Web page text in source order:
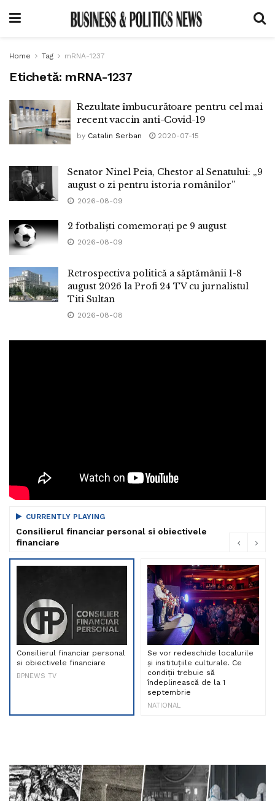
Home Tag mRNA-1237
Etichetă: mRNA-1237
Rezultate îmbucurătoare pentru cel mai
recent vaccin anti-Covid-19
by Catalin Serban 2020-07-15
Senator Ninel Peia, Chestor al Senatului: „9
august o zi pentru istoria românilor”
2026-08-09
2 fotbaliști comemorați pe 9 august
2026-08-09
Retrospectiva politică a săptămânii 1-8
august 2026 la Profi 24 TV cu jurnalistul
Titi Sultan
2026-08-08
CURRENTLY PLAYING
Consilierul financiar personal si obiectivele
financiare
Consilierul financiar personal
si obiectivele financiare
BPNEWS TV
Se vor redeschide localurile
și instituțiile culturale. Ce
condiții trebuie să
îndeplinească de la 1
septembrie
NATIONAL